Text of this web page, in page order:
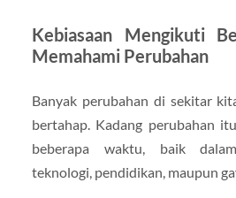
Kebiasaan Mengikuti
Memahami Perubahan
Banyak perubahan di sekitar
bertahap. Kadang perubahan
beberapa waktu, baik
teknologi, pendidikan, maupun